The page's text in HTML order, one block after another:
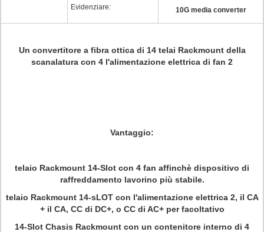
Evidenziare: 10G media converter
Un convertitore a fibra ottica di 14 telai Rackmount della
scanalatura con 4 l'alimentazione elettrica di fan 2
Vantaggio:
telaio Rackmount 14-Slot con 4 fan affinchè dispositivo di
raffreddamento lavorino più stabile.
telaio Rackmount 14-sLOT con l'alimentazione elettrica 2, il CA
+ il CA, CC di DC+, o CC di AC+ per facoltativo
14-Slot Chasis Rackmount con un contenitore interno di 4